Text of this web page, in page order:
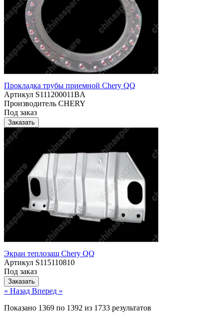
Прокладка трубы приемной Chery QQ
Артикул S111200011BA
Производитель CHERY
Под заказ
Заказать
Экран теплозащ Chery QQ
Артикул S115110810
Под заказ
Заказать
« Назад Вперед »
Показано 1369 по 1392 из 1733 результатов